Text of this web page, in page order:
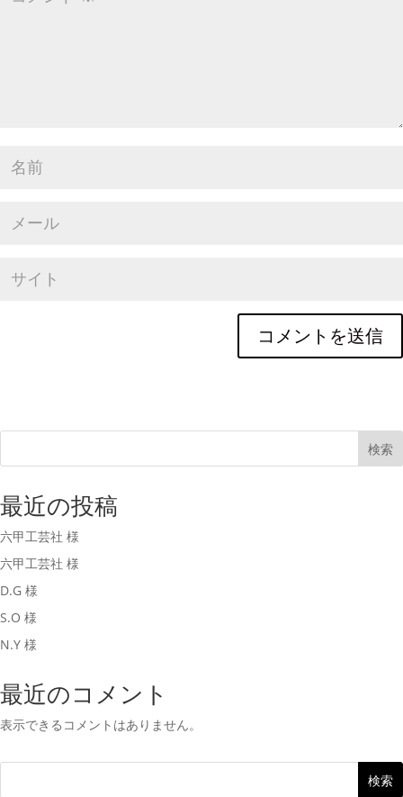
検索
最近の投稿
六甲工芸社 様
六甲工芸社 様
D.G 様
S.O 様
N.Y 様
最近のコメント
表示できるコメントはありません。